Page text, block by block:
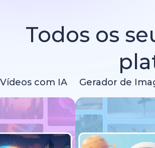
Todos os
com IA